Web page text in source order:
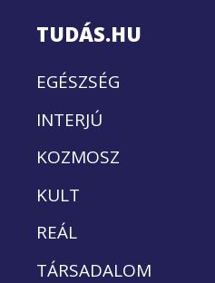
TUDÁS.HU
EGÉSZSÉG
INTERJÚ
KOZMOSZ
KULT
REÁL
TÁRSADALOM